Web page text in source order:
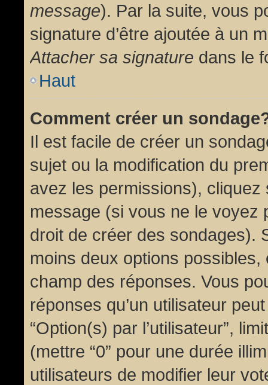
message). Par la suite, vous
signature d’être ajoutée à un
Attacher sa signature dans le
Haut
Comment créer un
Il est facile de créer un
sujet ou la modification du
avez les permissions), cliquez
message (si vous ne le voyez
droit de créer des sondages).
moins deux options
champ des réponses. Vous
réponses qu’un utilisateur
“Option(s) par l’utilisateur”,
(mettre “0” pour une durée
utilisateurs de modifier leur